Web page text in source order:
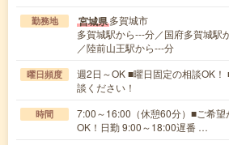
勤務地 宮城県多賀城市
多賀城駅から---分／国府多賀城駅
／陸前山王駅から---分
曜日頻度
週2日～OK ■曜日固定の相談OK
談ください！
時間
7:00～16:00（休憩60分）■ご希望
OK！日勤 9:00～18:00遅番 …